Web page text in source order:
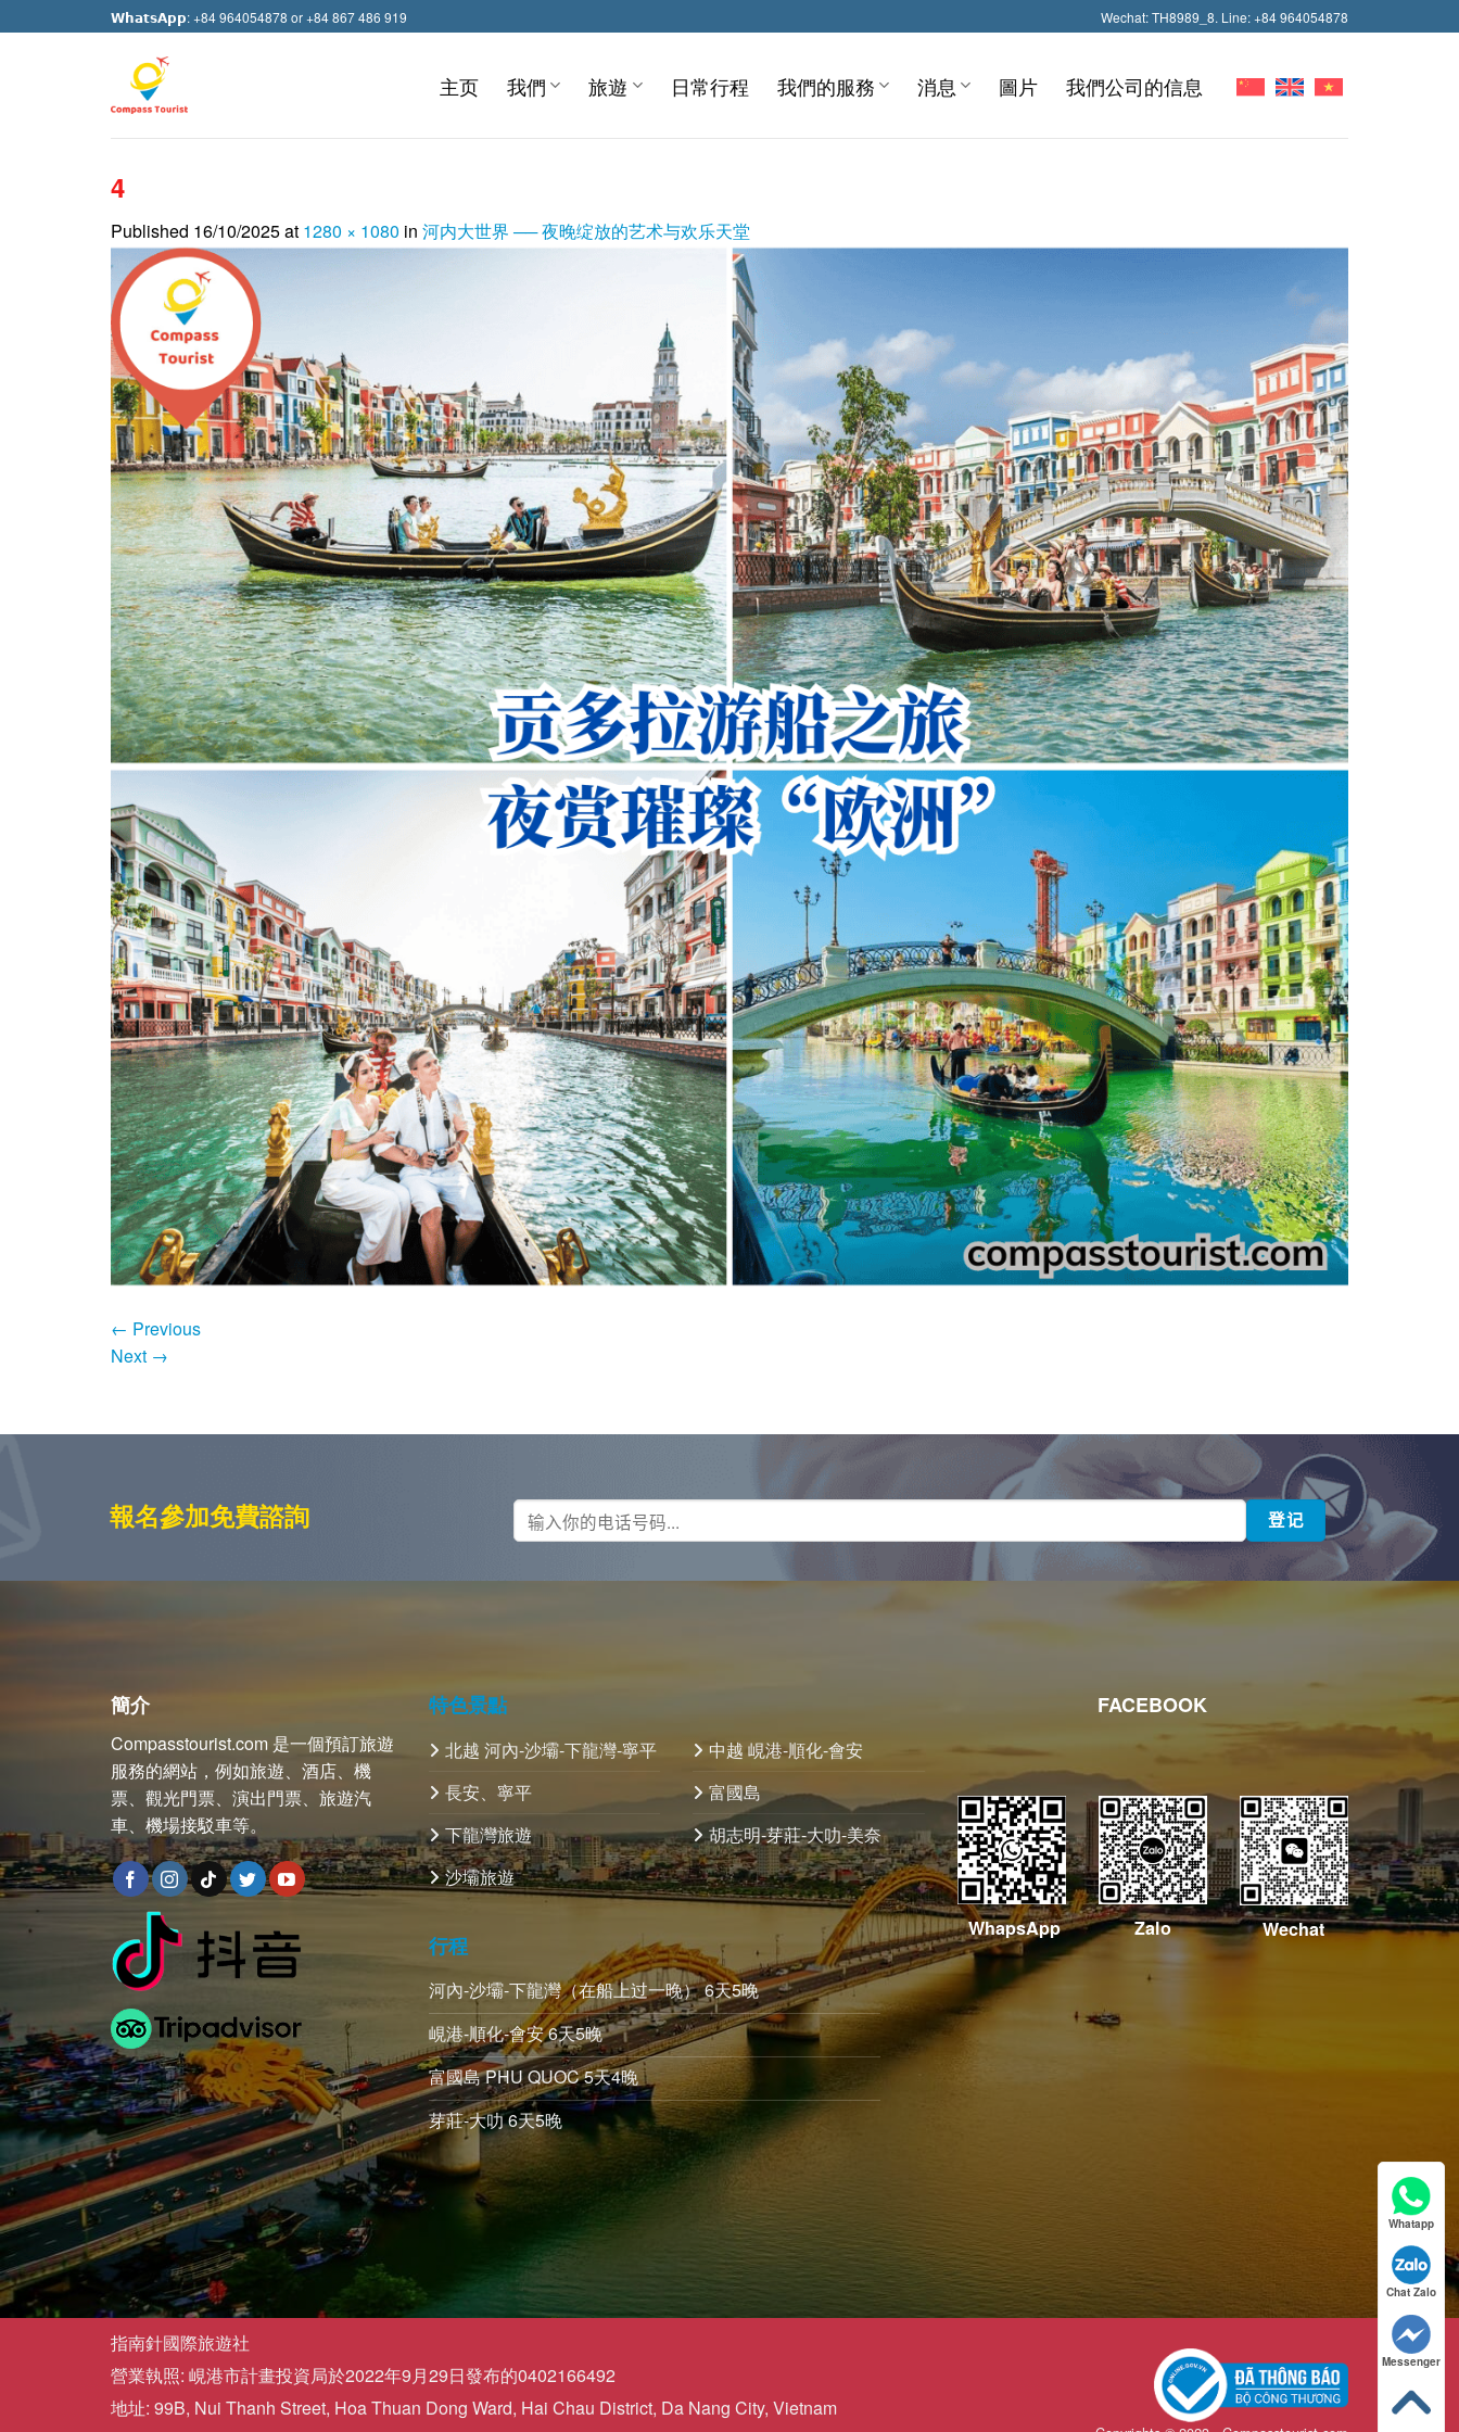
to
𝗪𝗵𝗮𝘁𝘀𝗔𝗽𝗽: +84 964054878 or +84 867 486 919 Wechat: TH8989_8. Line: +84 964054878
主页 我們 旅遊 日常行程 我們的服務 消息 圖片 我們公司的信息
4
Published 16/10/2025at 1280 × 1080 in 河内大世界 ── 夜晚绽放的艺术与欢乐天堂
← Previous
Next →
報名參加免費諮詢
簡介
Compasstourist.com 是一個預訂旅遊
服務的網站，例如旅遊、酒店、機
票、觀光門票、演出門票、旅遊汽
車、機場接駁車等。
特色景點
北越 河內-沙壩-下龍灣-寧平
長安、寧平
下龍灣旅遊
沙壩旅遊
中越 峴港-順化-會安
富國島
胡志明-芽莊-大叻-美奈
行程
河內-沙壩-下龍灣（在船上过一晚） 6天5晚
峴港-順化-會安 6天5晚
富國島 PHU QUOC 5天4晚
芽莊-大叻 6天5晚
FACEBOOK
WhapsApp Zalo Wechat
指南針國際旅遊社
營業執照: 峴港市計畫投資局於2022年9月29日發布的0402166492
地址: 99B, Nui Thanh Street, Hoa Thuan Dong Ward, Hai Chau District, Da Nang City, Vietnam
Whatapp
Chat Zalo
Messenger